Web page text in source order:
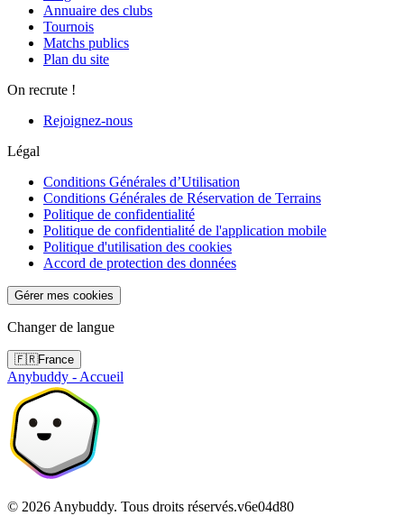
Annuaire des clubs
Tournois
Matchs publics
Plan du site
On recrute !
Rejoignez-nous
Légal
Conditions Générales d’Utilisation
Conditions Générales de Réservation de Terrains
Politique de confidentialité
Politique de confidentialité de l'application mobile
Politique d'utilisation des cookies
Accord de protection des données
Gérer mes cookies
Changer de langue
🇫🇷France
Anybuddy - Accueil
© 2026 Anybuddy. Tous droits réservés.v6e04d80